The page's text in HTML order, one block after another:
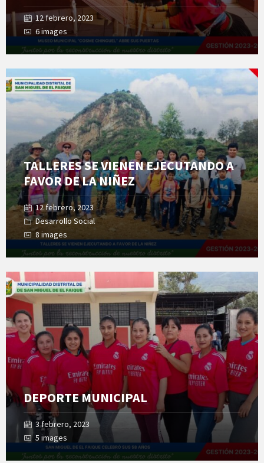
12 febrero, 2023
6 images
TALLERES SE VIENEN EJECUTANDO A
FAVOR DE LA NIÑEZ
12 febrero, 2023
Desarrollo Social
8 images
Open
Gallery
DEPORTE MUNICIPAL
3 febrero, 2023
5 images
Open
Gallery